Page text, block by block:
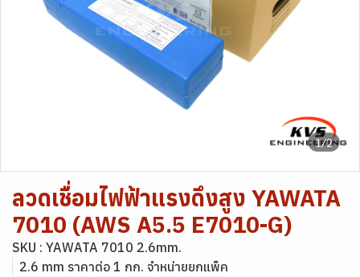
1/2
ลวดเชื่อมไฟฟ้าแรงดึงสูง YAWATA
7010 (AWS A5.5 E7010-G)
SKU : YAWATA 7010 2.6mm.
2.6 mm ราคาต่อ 1 กก. จำหน่ายยกแพ็ค